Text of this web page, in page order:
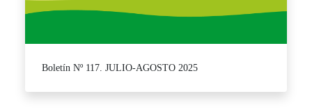
Boletín Nº 117. JULIO-AGOSTO 2025